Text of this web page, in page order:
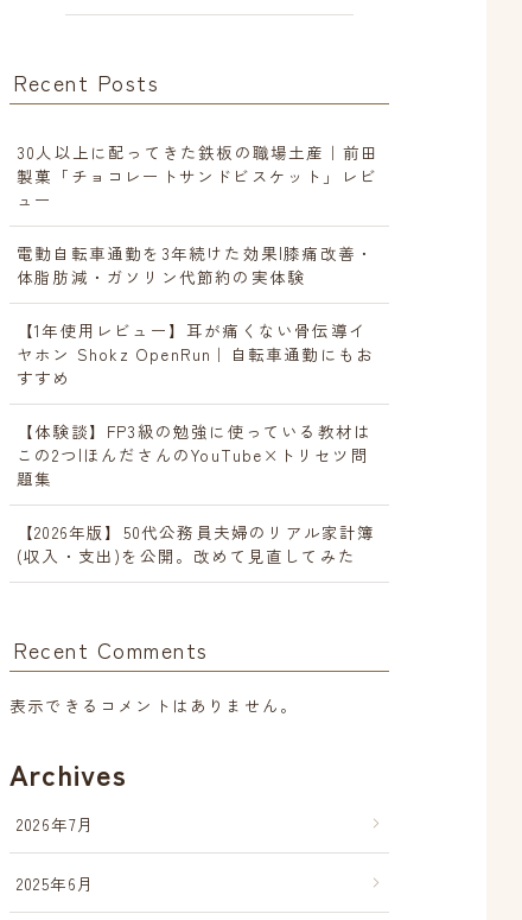
Recent Posts
30人以上に配ってきた鉄板の職場土産｜前田
製菓「チョコレートサンドビスケット」レビ
ュー
電動自転車通勤を3年続けた効果|膝痛改善・
体脂肪減・ガソリン代節約の実体験
【1年使用レビュー】耳が痛くない骨伝導イ
ヤホン Shokz OpenRun｜自転車通勤にもお
すすめ
【体験談】FP3級の勉強に使っている教材は
この2つ|ほんださんのYouTube×トリセツ問
題集
【2026年版】50代公務員夫婦のリアル家計簿
(収入・支出)を公開。改めて見直してみた
Recent Comments
表示できるコメントはありません。
Archives
2026年7月
2025年6月